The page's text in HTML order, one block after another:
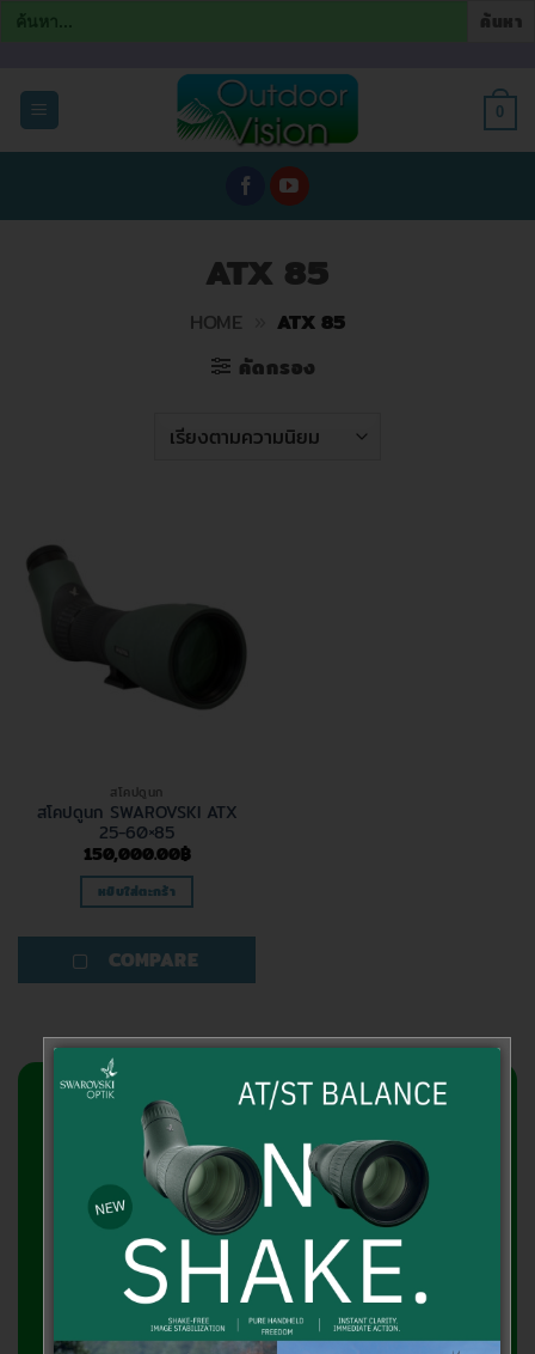
Search
for:
0
ATX 85
HOME
ATX 85
คัดกรอง
สโคปดูนก
สโคปดูนก SWAROVSKI ATX
25-60×85
150,000.00฿
หยิบใส่ตะกร้า
COMPARE
สอบถามข้อมูลเพิ่มเติม
บริษัท เอาท์ดอร์วิชั่น จำกัด
2358/2 ถ.ลาดพร้าว แขวงพลับพลา
วังทองหลาง กทม.10310
โทรศัพท์ 081-7682866, 095-3716866